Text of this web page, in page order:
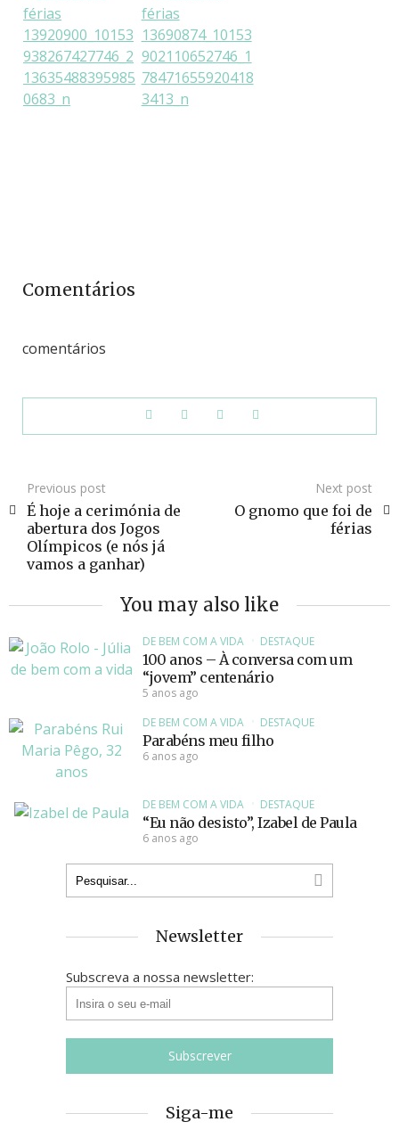
Comentários
comentários
Previous post
É hoje a cerimónia de
abertura dos Jogos
Olímpicos (e nós já
vamos a ganhar)
Next post
O gnomo que foi de
férias
You may also like
DE BEM COM A VIDA DESTAQUE
100 anos – À conversa com um
“jovem” centenário
5 anos ago
DE BEM COM A VIDA
DESTAQUE
Parabéns meu filho
6 anos ago
DE BEM COM A VIDA DESTAQUE
“Eu não desisto”, Izabel de Paula
6 anos ago
Newsletter
Subscreva a nossa newsletter:
Siga-me